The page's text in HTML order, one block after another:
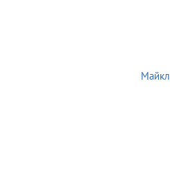
Майкл